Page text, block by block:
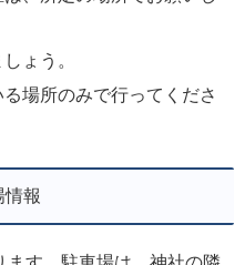
ょう。
場所のみで行ってくださ
情報